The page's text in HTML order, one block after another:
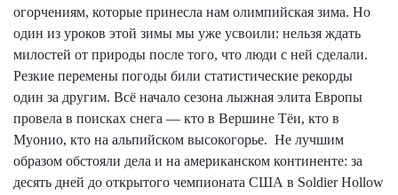
огорчениям, которые принесла нам олимпийская зима. Но
один из уроков этой зимы мы уже усвоили: нельзя ждать
милостей от природы после того, что люди с ней сделали.
Резкие перемены погоды били статистические рекорды
один за другим. Всё начало сезона лыжная элита Европы
провела в поисках снега — кто в Вершине Тёи, кто в
Муонио, кто на альпийском высокогорье. Не лучшим
образом обстояли дела и на американском континенте: за
десять дней до открытого чемпионата США в Soldier Hollow